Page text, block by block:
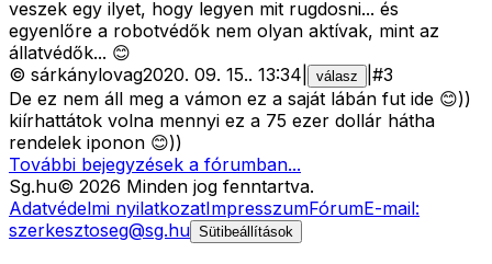
veszek egy ilyet, hogy legyen mit rugdosni... és
egyenlőre a robotvédők nem olyan aktívak, mint az
állatvédők... 😊
© sárkánylovag2020. 09. 15.. 13:34 válasz #3
De ez nem áll meg a vámon ez a saját lábán fut ide 😊))
kiírhattátok volna mennyi ez a 75 ezer dollár hátha
rendelek iponon 😊))
További bejegyzések a fórumban...
Sg.hu© 2026 Minden jog fenntartva.
Adatvédelmi nyilatkozatImpresszumFórumE-mail:
szerkesztoseg@sg.hu Sütibeállítások